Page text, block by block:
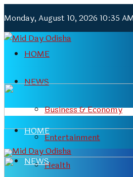
Monday, August 10, 2026 10:35
HOME
NEWS
Business & Economy
Entertainment
Health
HOME
NEWS